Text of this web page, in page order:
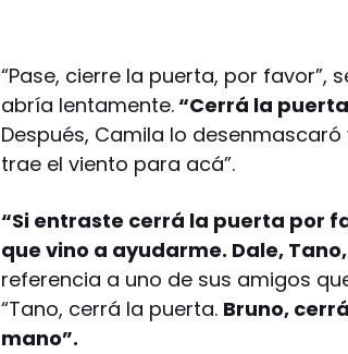
“Pase, cierre la puerta, por favor”,
abría lentamente.“Cerrá la
Después, Camila lo
trae el viento para acá”.
“Si entraste cerrá la puerta por
que vino a ayudarme. Dale,
referencia a uno de sus amigos
“Tano, cerrá la puerta. Bruno,
mano”.